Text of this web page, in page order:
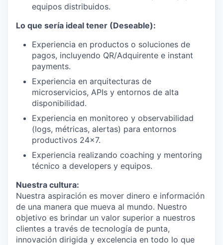
equipos distribuidos.
Lo que sería ideal tener (Deseable):
Experiencia en productos o soluciones de
pagos, incluyendo QR/Adquirente e instant
payments.
Experiencia en arquitecturas de
microservicios, APIs y entornos de alta
disponibilidad.
Experiencia en monitoreo y observabilidad
(logs, métricas, alertas) para entornos
productivos 24x7.
Experiencia realizando coaching y mentoring
técnico a developers y equipos.
Nuestra cultura:
Nuestra aspiración es mover dinero e información
de una manera que mueva al mundo. Nuestro
objetivo es brindar un valor superior a nuestros
clientes a través de tecnología de punta,
innovación dirigida y excelencia en todo lo que